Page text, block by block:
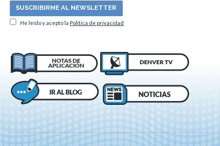
He leído y acepto la Política de privacidad